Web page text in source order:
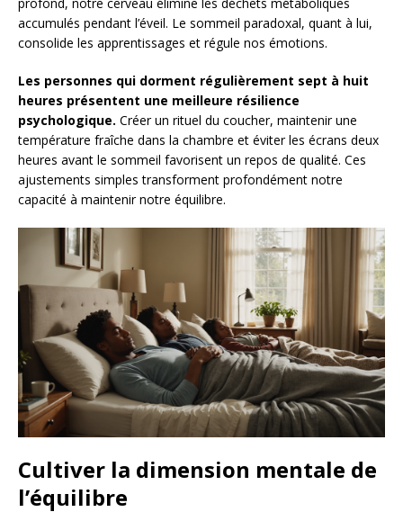
accumulés pendant l’éveil. Le sommeil paradoxal, quant à lui,
consolide les apprentissages et régule nos émotions.
Les personnes qui dorment régulièrement sept à huit
heures présentent une meilleure résilience
psychologique. Créer un rituel du coucher, maintenir une
température fraîche dans la chambre et éviter les écrans deux
heures avant le sommeil favorisent un repos de qualité. Ces
ajustements simples transforment profondément notre
capacité à maintenir notre équilibre.
Cultiver la dimension mentale de
l’équilibre